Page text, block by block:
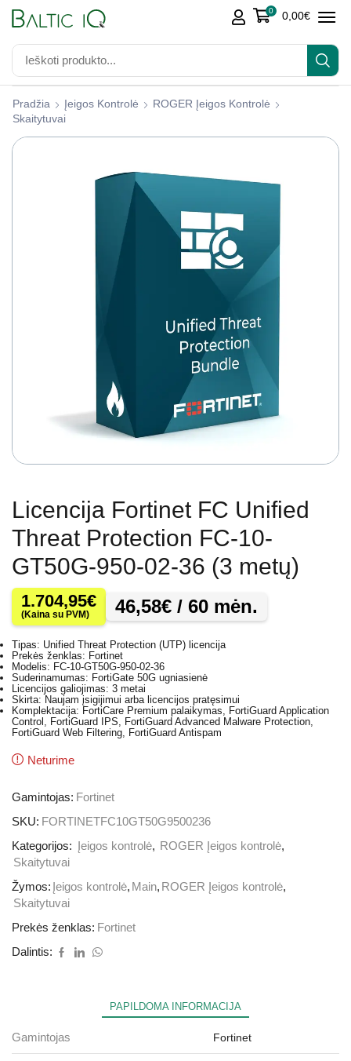
0 0,00€
Pradžia Įeigos Kontrolė
ROGER Įeigos Kontrolė
Skaitytuvai
Licencija Fortinet FC Unified
Threat Protection FC-10-
GT50G-950-02-36 (3 metų)
1.704,95€
(Kaina su PVM) 46,58€ / 60 mėn.
Tipas: Unified Threat Protection (UTP) licencija
Prekės ženklas: Fortinet
Modelis: FC-10-GT50G-950-02-36
Suderinamumas: FortiGate 50G ugniasienė
Licencijos galiojimas: 3 metai
Skirta: Naujam įsigijimui arba licencijos pratęsimui
Komplektacija: FortiCare Premium palaikymas, FortiGuard Application
Control, FortiGuard IPS, FortiGuard Advanced Malware Protection,
FortiGuard Web Filtering, FortiGuard Antispam
Neturime
Gamintojas: Fortinet
SKU: FORTINETFC10GT50G9500236
Kategorijos:
Įeigos kontrolė, ROGER Įeigos kontrolė,
Skaitytuvai
Žymos: Įeigos kontrolė, Main, ROGER Įeigos kontrolė,
Skaitytuvai
Prekės ženklas: Fortinet
Dalintis:
PAPILDOMA INFORMACIJA
Gamintojas Fortinet